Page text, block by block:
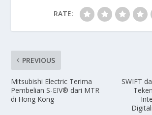
RATE:
PREVIOUS
Mitsubishi Electric Terima
Pembelian S-EIV® dari MTR
di Hong Kong
SWIFT